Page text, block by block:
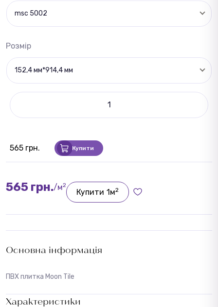
Основна інформація
ПВХ плитка Moon Tile
Характеристики
msc 5002
Розмір
152,4 мм*914,4 мм
565 грн. Купити
565 грн./м2
Купити 1м2